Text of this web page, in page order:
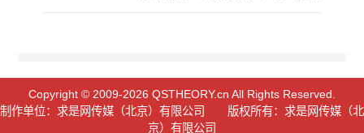
Copyright © 2009-2026 QSTHEORY.cn All Rights Reserved.
制作单位：求是网传媒（北京）有限公司 版权所有：求是网传媒（北
京）有限公司